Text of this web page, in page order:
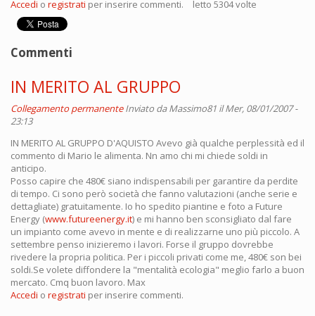
Accedi o registrati per inserire commenti. letto 5304 volte
Commenti
IN MERITO AL GRUPPO
Collegamento permanente Inviato daMassimo81 il Mer, 08/01/2007 -
23:13
IN MERITO AL GRUPPO D'AQUISTO Avevo già qualche perplessità ed il
commento di Mario le alimenta. Nn amo chi mi chiede soldi in
anticipo.
Posso capire che 480€ siano indispensabili per garantire da perdite
di tempo. Ci sono però società che fanno valutazioni (anche serie e
dettagliate) gratuitamente. Io ho spedito piantine e foto a Future
Energy (www.futureenergy.it) e mi hanno ben sconsigliato dal fare
un impianto come avevo in mente e di realizzarne uno più piccolo. A
settembre penso inizieremo i lavori. Forse il gruppo dovrebbe
rivedere la propria politica. Per i piccoli privati come me, 480€ son bei
soldi.Se volete diffondere la "mentalità ecologia" meglio farlo a buon
mercato. Cmq buon lavoro. Max
Accedi o registrati per inserire commenti.